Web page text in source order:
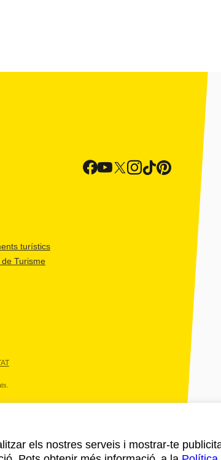
turístics
Turisme
els nostres serveis i mostrar-te